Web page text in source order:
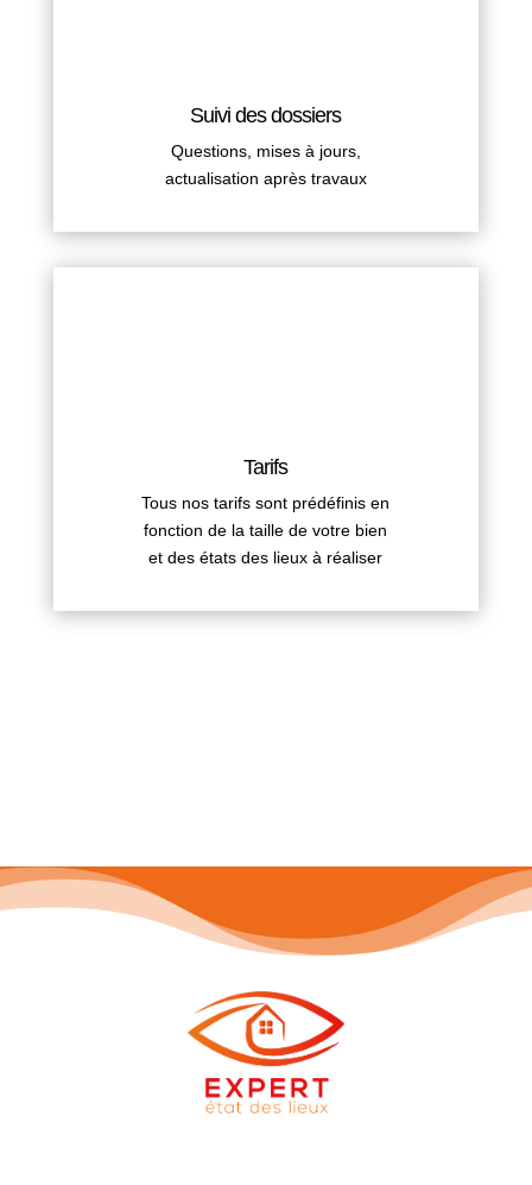
Suivi des dossiers
Questions, mises à jours,
actualisation après travaux
Tarifs
Tous nos tarifs sont prédéfinis en
fonction de la taille de votre bien
et des états des lieux à réaliser